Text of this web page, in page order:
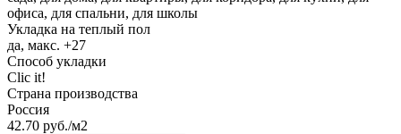
офиса, для спальни, для школы
Укладка на теплый пол
да, макс. +27
Способ укладки
Clic it!
Страна производства
Россия
42.70 руб./м2